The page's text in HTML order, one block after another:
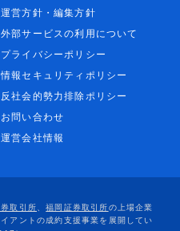
運営方針・編集方針
外部サービスの利用について
プライバシーポリシー
情報セキュリティポリシー
反社会的勢力排除ポリシー
お問い合わせ
運営会社情報